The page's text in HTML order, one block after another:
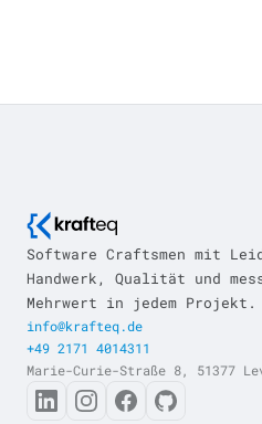
Software Craftsmen mit
Handwerk, Qualität und
Mehrwert in jedem Projekt.
info@krafteq.de
+49 2171 4014311
Marie-Curie-Straße 8, 51377